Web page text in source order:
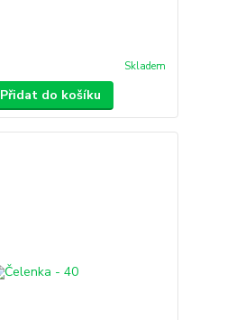
Skladem
Přidat do košíku